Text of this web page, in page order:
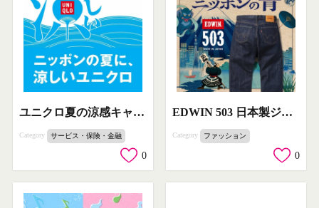
ユニクロ夏の涼感キャンペーン
Category サービス・保険・金融
0
EDWIN 503 日本製ジーンズキャンペーン
Category ファッション
0